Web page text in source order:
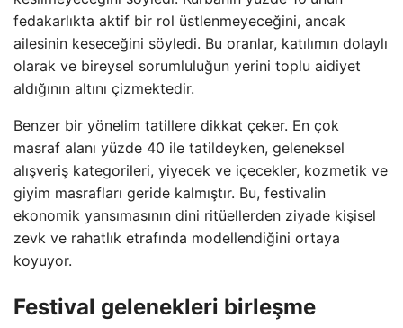
fedakarlıkta aktif bir rol üstlenmeyeceğini, ancak
ailesinin keseceğini söyledi. Bu oranlar, katılımın dolaylı
olarak ve bireysel sorumluluğun yerini toplu aidiyet
aldığının altını çizmektedir.
Benzer bir yönelim tatillere dikkat çeker. En çok
masraf alanı yüzde 40 ile tatildeyken, geleneksel
alışveriş kategorileri, yiyecek ve içecekler, kozmetik ve
giyim masrafları geride kalmıştır. Bu, festivalin
ekonomik yansımasının dini ritüellerden ziyade kişisel
zevk ve rahatlık etrafında modellendiğini ortaya
koyuyor.
Festival gelenekleri birleşme